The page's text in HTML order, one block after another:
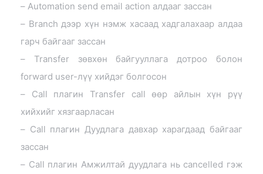
– Automation send email action алдааг зассан
– Branch дээр хүн нэмж хасаад хадгалахаар алдаа
гарч байгааг зассан
– Transfer зөвхөн байгууллага дотроо болон
forward user-лүү хийдэг болгосон
– Call плагин Transfer call өөр айлын хүн рүү
хийхийг хязгаарласан
– Call плагин Дуудлага давхар харагдаад байгааг
зассан
– Call плагин Амжилтай дуудлага нь cancelled гэж